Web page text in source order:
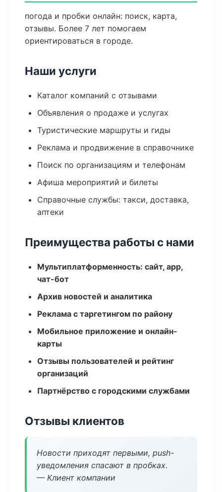
погода и пробки онлайн: поиск, карта,
отзывы. Более 7 лет помогаем
ориентироваться в городе.
Наши услуги
Каталог компаний с отзывами
Объявления о продаже и услугах
Туристические маршруты и гиды
Реклама и продвижение в справочнике
Поиск по организациям и телефонам
Афиша мероприятий и билеты
Справочные службы: такси, доставка,
аптеки
Преимущества работы с нами
Мультиплатформенность: сайт, app,
чат-бот
Архив новостей и аналитика
Реклама с таргетингом по району
Мобильное приложение и онлайн-
карты
Отзывы пользователей и рейтинг
организаций
Партнёрство с городскими службами
Отзывы клиентов
Новости приходят первыми, push-
уведомления спасают в пробках.
— Клиент компании